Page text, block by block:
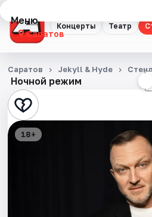
Концерты Театр
Меню
Саратов
Концерты
Театр
Стендап
Ночной режим
Саратов Jekyll & Hyde
18+